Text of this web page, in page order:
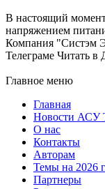
В настоящий
напряжением
Компания "Систэм
Телеграме Читать в
Главное меню
Главная
Новости АСУ
О нас
Контакты
Авторам
Темы на 2026
Партнеры